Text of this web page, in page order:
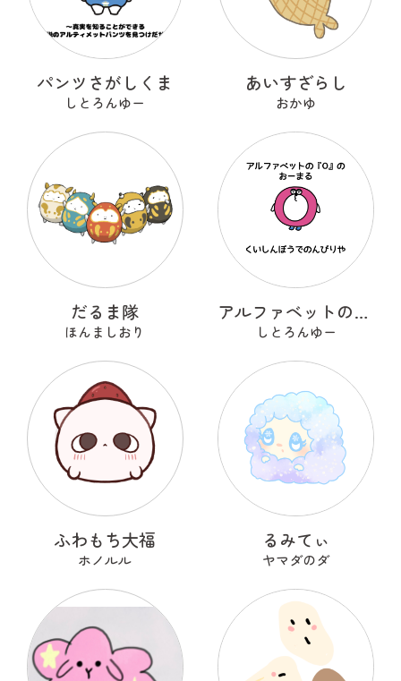
パンツさがしくま
しとろんゆー
あいすざらし
おかゆ
だるま隊
ほんましおり
アルファベットのOのおーまる
しとろんゆー
ふわもち大福
ホノルル
るみてぃ
ヤマダのダ